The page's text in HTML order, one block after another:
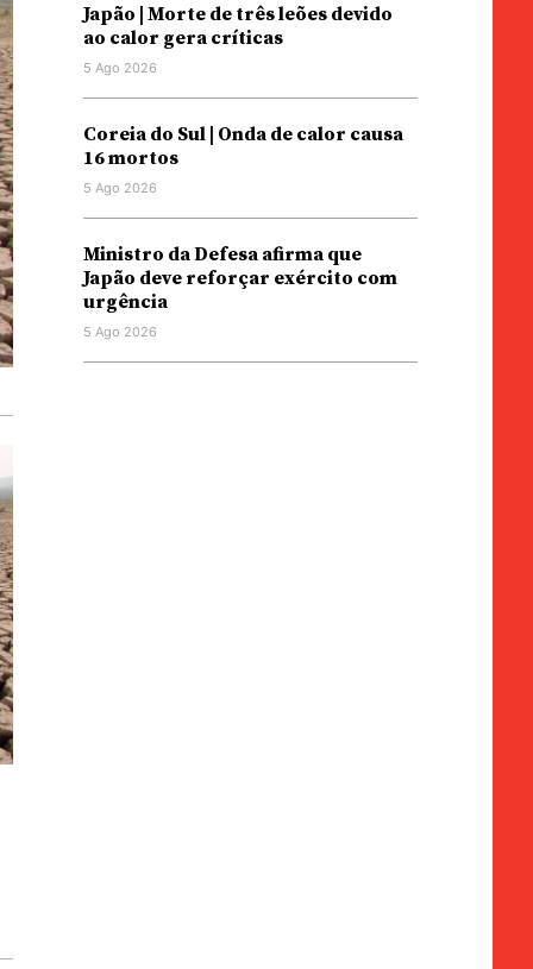
Japão | Morte de três leões devido
ao calor gera críticas
5 Ago 2026
Coreia do Sul | Onda de calor causa
16 mortos
5 Ago 2026
Ministro da Defesa afirma que
Japão deve reforçar exército com
urgência
5 Ago 2026